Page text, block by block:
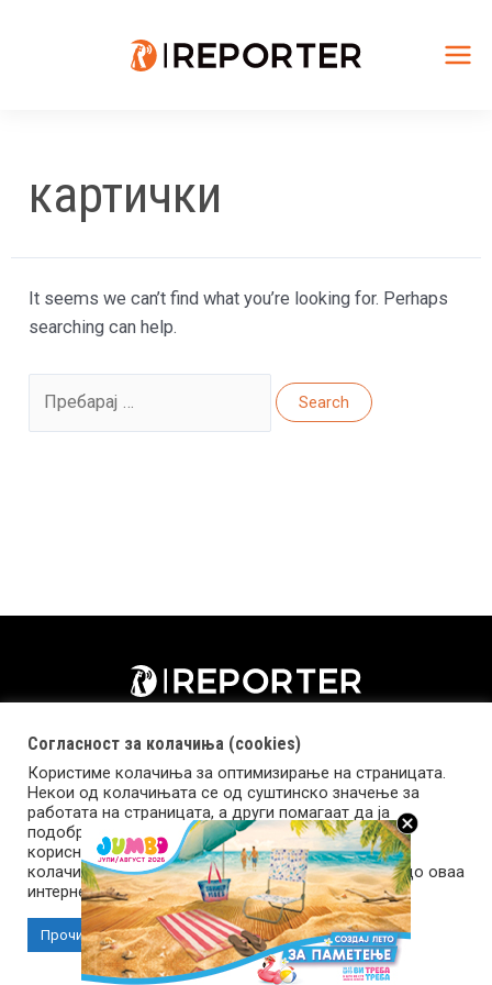
картички
It seems we can’t find what you’re looking for. Perhaps
searching can help.
Copyright © 2026 Reporter.mk | Member of Clip Media Group
Импресум Маркетинг Контакт Услови за користење
Согласност за колачиња (cookies)
Користиме колачиња за оптимизирање на страницата.
Некои од колачињата се од суштинско значење за
работата на страницата, а други помагаат да ја
подобриме оваа интернет страница и вашето
корисничко искуство. Напомена: задолжителните
колачиња се неопходни за користење и пристап до оваа
интернет страница.
Прочитај повеќе Прифати колачиња